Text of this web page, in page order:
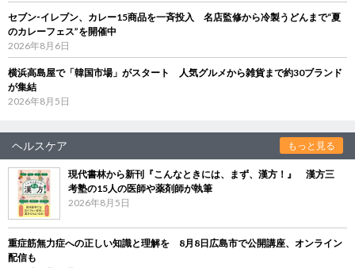
セブン‐イレブン、カレー15商品を一斉投入 名店監修から冷製うどんまで“夏
のカレーフェス”を開催中
2026年8月6日
横浜高島屋で「韓国市場」がスタート 人気グルメから雑貨まで約30ブランド
が集結
2026年8月5日
ヘルスケア もっと見る
現代書林から新刊『こんなときには、まず、漢方！』 漢方三
考塾の15人の医師や薬剤師が執筆
2026年8月5日
重症筋無力症への正しい知識と理解を 8月8日広島市で公開講座、オンライン
配信も